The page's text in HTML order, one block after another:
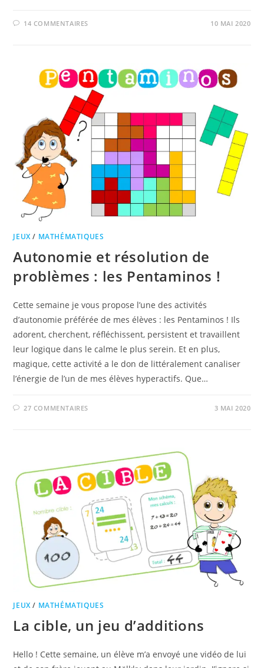
14 COMMENTAIRES 10 MAI 2020
JEUX/ MATHÉMATIQUES
Autonomie et résolution de
problèmes : les Pentaminos !
Cette semaine je vous propose l’une des activités
d’autonomie préférée de mes élèves : les Pentaminos ! Ils
adorent, cherchent, réfléchissent, persistent et travaillent
leur logique dans le calme le plus serein. Et en plus,
magique, cette activité a le don de littéralement canaliser
l’énergie de l’un de mes élèves hyperactifs. Que…
27 COMMENTAIRES 3 MAI 2020
JEUX/ MATHÉMATIQUES
La cible, un jeu d’additions
Hello ! Cette semaine, un élève m’a envoyé une vidéo de lui